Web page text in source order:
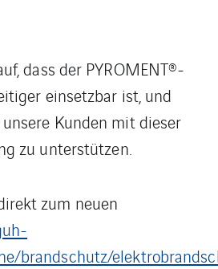
dass der PYROMENT®-
einsetzbar ist, und
Kunden mit dieser
zu unterstützen.
zum neuen
brandschutz/